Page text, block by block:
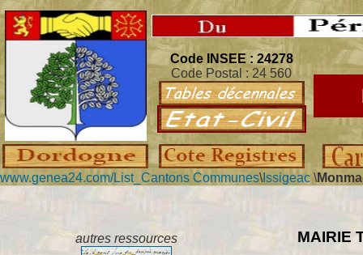
Code INSEE : 24278
Code Postal : 24 560
www.genea24.com/List_Cantons Communes\ Issigeac \
autres ressources MAIRIE